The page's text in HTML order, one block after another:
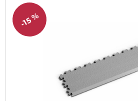
-15 %